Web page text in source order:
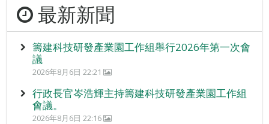
最新新聞
籌建科技研發產業園工作組舉行2026年第一次會
議
2026年8月6日 22:21
行政長官岑浩輝主持籌建科技研發產業園工作組
會議。
2026年8月6日 22:16